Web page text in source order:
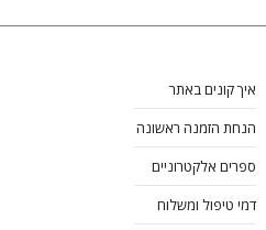
איך קונים באתר
הנחת הזמנה ראשונה
ספרים אלקטרוניים
דמי טיפול ומשלוח